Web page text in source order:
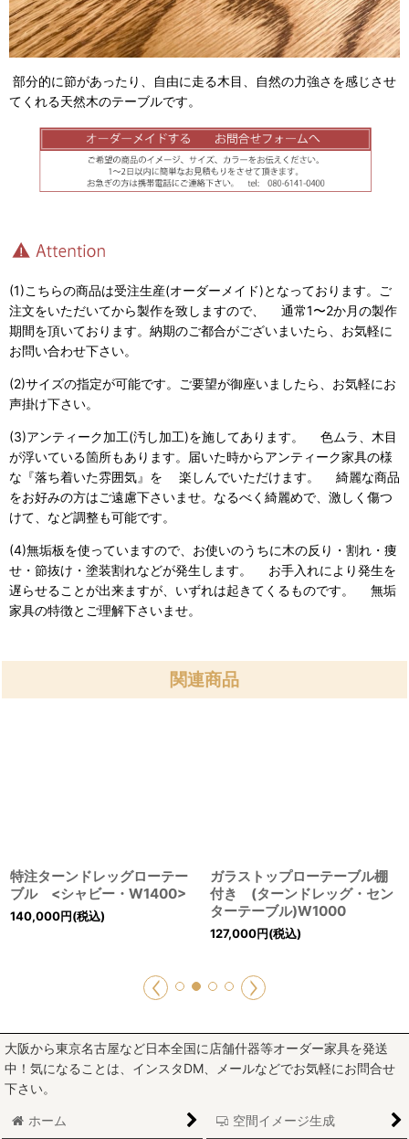
部分的に節があったり、自由に走る木目、自然の力強さを感じさせ
てくれる天然木のテーブルです。
(1)こちらの商品は受注生産(オーダーメイド)となっております。ご
注文をいただいてから製作を致しますので、 通常1〜2か月の製作
期間を頂いております。納期のご都合がございまいたら、お気軽に
お問い合わせ下さい。
(2)サイズの指定が可能です。ご要望が御座いましたら、お気軽にお
声掛け下さい。
(3)アンティーク加工(汚し加工)を施してあります。 色ムラ、木目
が浮いている箇所もあります。届いた時からアンティーク家具の様
な『落ち着いた雰囲気』を 楽しんでいただけます。 綺麗な商品
をお好みの方はご遠慮下さいませ。なるべく綺麗めで、激しく傷つ
けて、など調整も可能です。
(4)無垢板を使っていますので、お使いのうちに木の反り・割れ・痩
せ・節抜け・塗装割れなどが発生します。 お手入れにより発生を
遅らせることが出来ますが、いずれは起きてくるものです。 無垢
家具の特徴とご理解下さいませ。
関連商品
特注ターンドレッグローテー
ブル <シャビー・W1400>
140,000円(税込)
ガラストップローテーブル棚
付き (ターンドレッグ・セン
ターテーブル)W1000
127,000円(税込)
大阪から東京名古屋など日本全国に店舗什器等オーダー家具を発送
中！気になることは、インスタDM、メールなどでお気軽にお問合せ
下さい。
ホーム 空間イメージ生成